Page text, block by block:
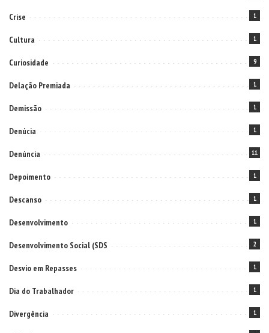
Crise 1
Cultura 1
Curiosidade 9
Delação Premiada 1
Demissão 1
Denúcia 1
Denúncia 11
Depoimento 1
Descanso 1
Desenvolvimento 1
Desenvolvimento Social (SDS 2
Desvio em Repasses 1
Dia do Trabalhador 1
Divergência 1